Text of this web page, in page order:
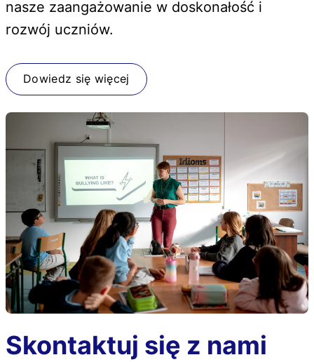
nasze zaangażowanie w doskonałość i
rozwój uczniów.
Dowiedz się więcej
Skontaktuj się z nami